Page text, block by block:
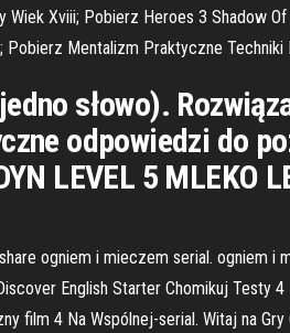
Xviii; Pobierz Heroes 3 Shadow
Mentalizm Praktyczne Techniki
słowo).
odpowiedzi do
LEVEL 5 MLEKO
ogniem i mieczem serial. ogniem i
English Starter Chomikuj Testy
4 Na Wspólnej-serial. Witaj na Gry